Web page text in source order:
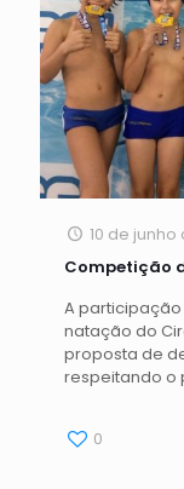
10 de junho
Competição
A participação
natação do
proposta de
respeitando o
0